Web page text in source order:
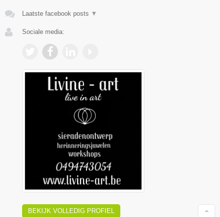
Laatste facebook posts ▼
Sociale media:
BEKIJK VOLLEDIG PROFIEL